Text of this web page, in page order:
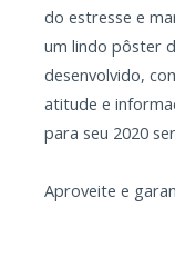
do estresse e
um lindo pôster
desenvolvido,
atitude e
para seu 2020
Aproveite e